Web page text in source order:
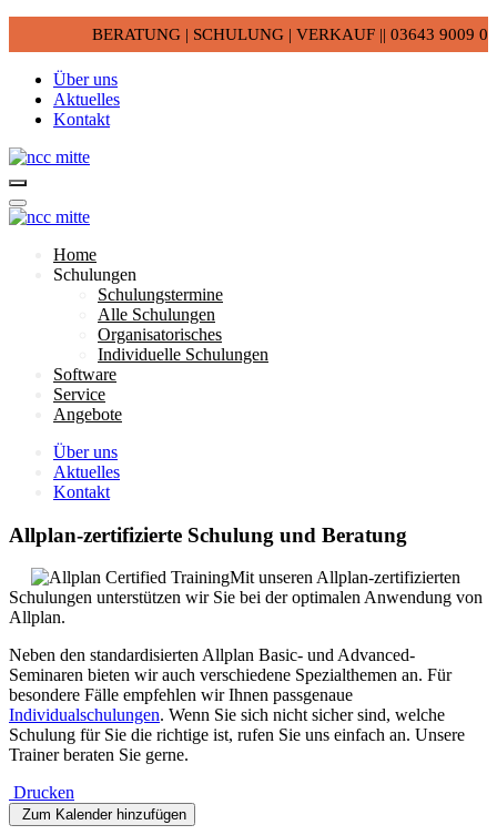
BERATUNG | SCHULUNG | VERKAUF || 03643 9009 0
Über uns
Aktuelles
Kontakt
Home
Schulungen
Schulungstermine
Alle Schulungen
Organisatorisches
Individuelle Schulungen
Software
Service
Angebote
Über uns
Aktuelles
Kontakt
Allplan-zertifizierte Schulung und Beratung
Mit unseren Allplan-zertifizierten
Schulungen unterstützen wir Sie bei der optimalen Anwendung von
Allplan.
Neben den standardisierten Allplan Basic- und Advanced-
Seminaren bieten wir auch verschiedene Spezialthemen an. Für
besondere Fälle empfehlen wir Ihnen passgenaue
Individualschulungen. Wenn Sie sich nicht sicher sind, welche
Schulung für Sie die richtige ist, rufen Sie uns einfach an. Unsere
Trainer beraten Sie gerne.
Drucken
Zum Kalender hinzufügen